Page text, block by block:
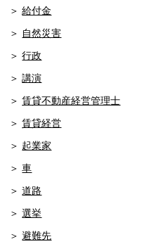
給付金
自然災害
行政
講演
賃貸不動産経営管理士
賃貸経営
起業家
車
道路
選挙
避難先